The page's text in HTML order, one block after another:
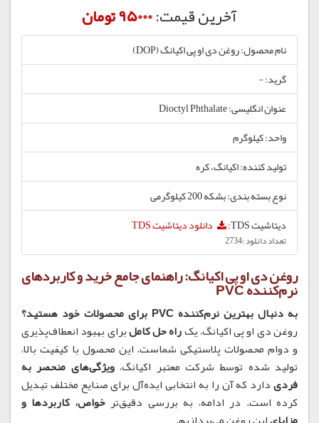
آخرین قیمت:95000 تومان
نام محصول: روغن دی او پی اکیانگ (DOP)
گرید: -
عنوان انگلیسی: Dioctyl Phthalate
واحد: کیلوگرم
تولید کننده: اکیانگ، کره
نوع بسته بندی: بشکه 200 کیلوگرمی
دیتاشیت TDS:
دانلود دیتاشیت TDS
تعداد دانلود :2734
روغن دی او پی اکیانگ: راهنمای جامع خرید و کاربردهای
نرم‌کننده PVC
به دنبال بهترین نرم‌کننده PVC برای محصولات خود هستید؟
روغن دی او پی اکیانگ، یکراه حل کاملبرای بهبود انعطاف‌پذیری
و دوام محصولات پلاستیکی شماست. این محصول با کیفیت بالا،
تولید شده توسط شرکت معتبر اکیانگ،ویژگی‌های منحصر به
فردیدارد که آن را به انتخابی ایده‌آل برای صنایع مختلف تبدیل
کرده است. در ادامه، به بررسی دقیق‌ترخواص، کاربردها و